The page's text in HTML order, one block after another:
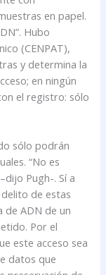
en papel.
Hubo
(CENPAT),
y determina la
en ningún
el registro: sólo
sólo podrán
“No es
Pugh-. Sí a
de estas
de ADN de un
Por el
este acceso sea
datos que